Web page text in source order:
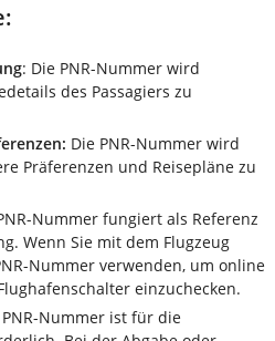
: Die PNR-Nummer wird
des Passagiers zu
Die PNR-Nummer wird
Präferenzen und Reisepläne zu
Nummer fungiert als Referenz
Wenn Sie mit dem Flugzeug
Nummer verwenden, um online
einzuchecken.
PNR-Nummer ist für die